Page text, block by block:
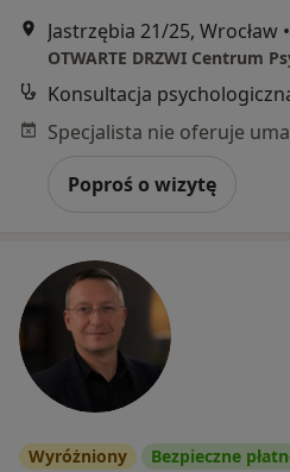
Jastrzębia 21/25, Wrocław •
OTWARTE DRZWI Centrum
Konsultacja
Poproś o wizytę
Wyróżniony Bezpieczne